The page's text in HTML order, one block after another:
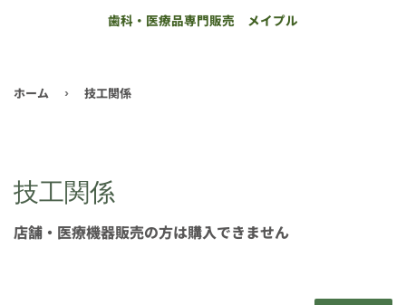
歯科・医療品専門販売 メイプル
ホーム › 技工関係
技工関係
店舗・医療機器販売の方は購入できません